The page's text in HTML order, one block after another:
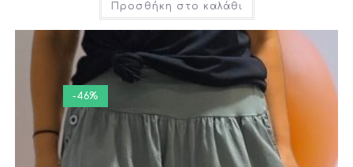
Προσθήκη στο καλάθι
-46%